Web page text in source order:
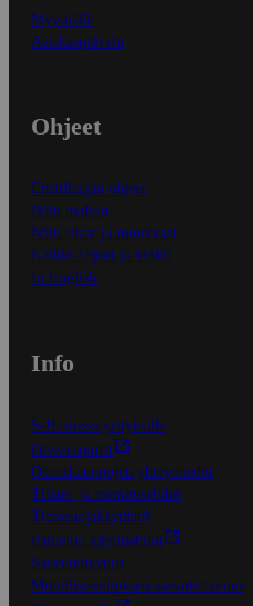
Myymälät
Asiakaspalvelu
Ohjeet
Ensitilaajan ohjeet
Näin maksat
Näin tilaat ja muokkaat
Kaikki ohjeet ja vinkit
In English
Info
S-Business yrityksille
Oiva-raportit
Osuuskauppojen yhteystiedot
Tilaus- ja toimitusehdot
Tietosuojakäytäntö
Palvelun käyttöehdot
Saavutettavuus
Mobiilisovelluksen saavutettavuus